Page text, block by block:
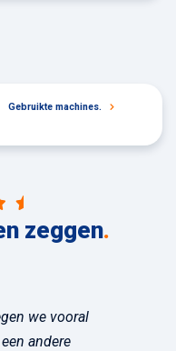
Gebruikte machines.
zeggen.
we vooral
andere